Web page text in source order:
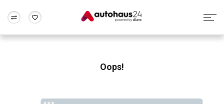
Rund um die Inzahlungnahme
Oops!